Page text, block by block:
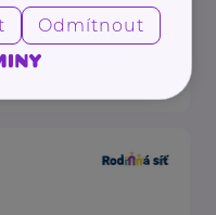
Odmítnout